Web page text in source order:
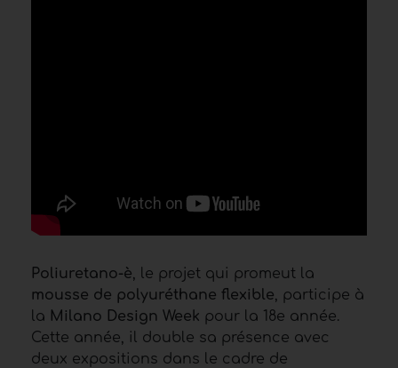
Poliuretano-è, le projet qui promeut la
mousse de polyuréthane flexible, participe à
la Milano Design Week pour la 18e année.
Cette année, il double sa présence avec
deux expositions dans le cadre de